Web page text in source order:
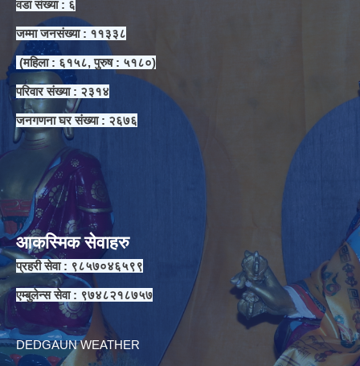
वडा संख्या : ६
जम्मा जनसंख्या : ११३३८
(महिला : ६१५८, पुरुष : ५१८०)
परिवार संख्या : २३१४
जनगणना घर संख्या : २६७६
आकस्मिक सेवाहरु
प्रहरी सेवा : ९८५७०४६५९९
एम्बुलेन्स सेवा : ९७४८२१८७५७
DEDGAUN WEATHER